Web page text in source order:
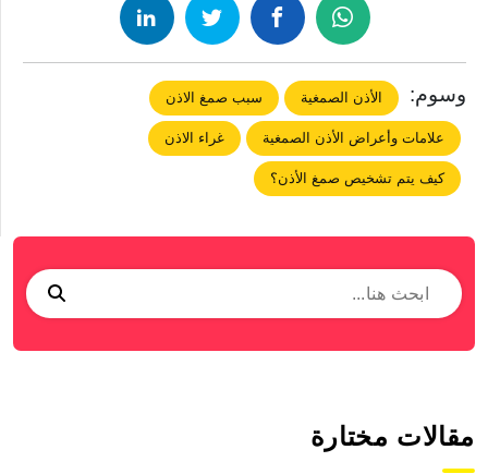
وسوم: الأذن الصمغية سبب صمغ الاذن
علامات وأعراض الأذن الصمغية غراء الاذن
كيف يتم تشخيص صمغ الأذن؟
مقالات مختارة